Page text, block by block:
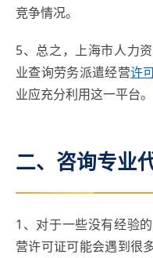
竞争情况。
5、总之，上海市人力
业查询劳务派遣经营许
业应充分利用这一平台。
二、咨询专业
1、对于一些没有经验
营许可证可能会遇到很